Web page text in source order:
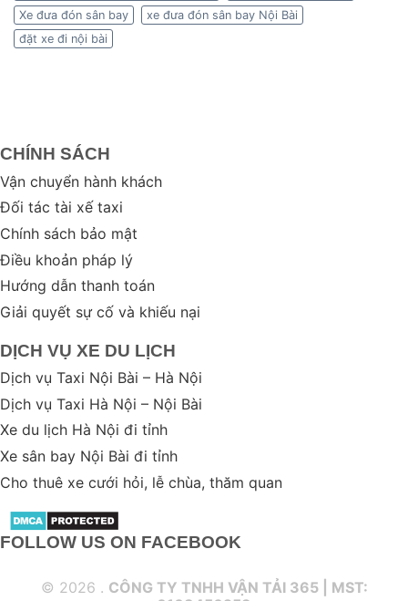
Xe đưa đón sân bay
xe đưa đón sân bay Nội Bài
đặt xe đi nội bài
CHÍNH SÁCH
Vận chuyển hành khách
Đối tác tài xế taxi
Chính sách bảo mật
Điều khoản pháp lý
Hướng dẫn thanh toán
Giải quyết sự cố và khiếu nại
DỊCH VỤ XE DU LỊCH
Dịch vụ Taxi Nội Bài – Hà Nội
Dịch vụ Taxi Hà Nội – Nội Bài
Xe du lịch Hà Nội đi tỉnh
Xe sân bay Nội Bài đi tỉnh
Cho thuê xe cưới hỏi, lễ chùa, thăm quan
FOLLOW US ON FACEBOOK
© 2026 . CÔNG TY TNHH VẬN TẢI 365 | MST: